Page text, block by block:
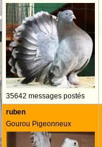
35642 messages postés
ruben
Gourou Pigeonneux